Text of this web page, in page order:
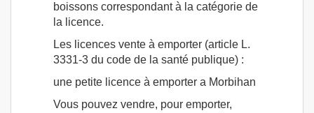
boissons correspondant à la catégorie de
la licence.
Les licences vente à emporter (article L.
3331-3 du code de la santé publique) :
une petite licence à emporter a Morbihan
Vous pouvez vendre, pour emporter,